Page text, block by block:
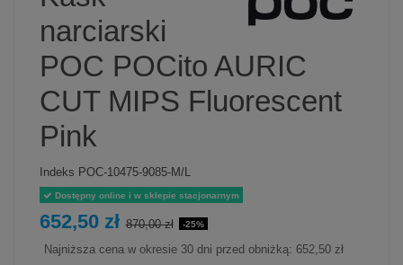
narciarski
POC POCito AURIC
CUT MIPS Fluorescent
Pink
Indeks POC-10475-9085-M/L
Dostępny online i w sklepie stacjonarnym
652,50 zł 870,00 zł -25%
Najniższa cena w okresie 30 dni przed obniżką: 652,50 zł